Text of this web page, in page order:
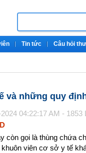
Tin tức Câu hỏi
và những quy
04:22:17 AM -
còn gọi là thùng chứa
khuôn viên cơ sở y tế